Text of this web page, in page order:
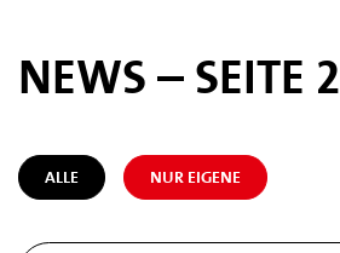
NEWS – SEITE 2
ALLE NUR EIGENE